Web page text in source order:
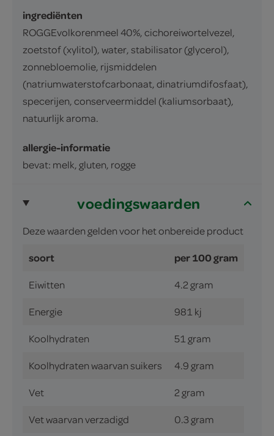
ingrediënten
ROGGEvolkorenmeel 40%, cichoreiwortelvezel,
zoetstof (xylitol), water, stabilisator (glycerol),
zonnebloemolie, rijsmiddelen
(natriumwaterstofcarbonaat, dinatriumdifosfaat),
specerijen, conserveermiddel (kaliumsorbaat),
natuurlijk aroma.
allergie-informatie
bevat: melk, gluten, rogge
voedingswaarden
Deze waarden gelden voor het onbereide product
soort per 100 gram
Eiwitten 4.2 gram
Energie 981 kj
Koolhydraten 51 gram
Koolhydraten waarvan suikers 4.9 gram
Vet 2 gram
Vet waarvan verzadigd 0.3 gram